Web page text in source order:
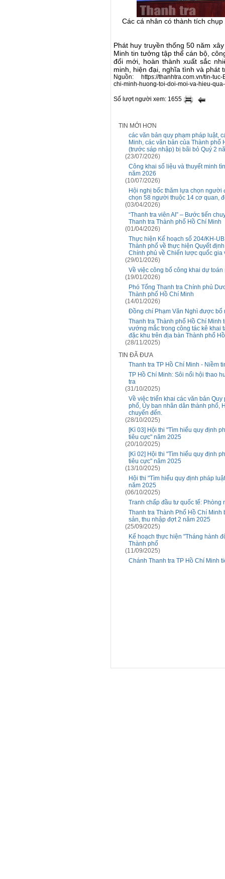
Các cá nhân có thành tích
Phát huy truyền thống 50 năm
Minh tin tưởng tập thể cán bộ,
đổi mới, hoàn thành xuất sắc
minh, hiện đại, nghĩa tình và phát
Nguồn: https://thanhtra.com.vn/tin-tuc-
chi-minh-huong-toi-doi-moi-va-hieu-
Số lượt người xem: 1655
TIN MỚI HƠN
các văn bản quy phạm pháp luật,
Minh, các văn bản của Thành
(trước sáp nhập) bị bãi bỏ Quý 2
(23/07/2026)
Công khai số liệu và thuyết minh
năm 2026
(10/07/2026)
Hội nghị bốc thăm lựa chọn người
chọn 58 người thuộc 14 cơ quan,
(03/04/2026)
“Thanh tra viên AI” – Bước tiến
Thanh tra Thành phố Hồ Chí Minh
(01/04/2026)
Thực hiện Kế hoạch số 204/KH-
Thành phố về thực hiện Quyết
Chính phủ về Chiến lược quốc gia
(29/01/2026)
Về việc công bố công khai dự
(19/01/2026)
Phó Tổng Thanh tra Chính phủ
Thành phố Hồ Chí Minh
(14/01/2026)
Đồng chí Phạm Văn Nghì được bổ
Thanh tra Thành phố Hồ Chí
vướng mắc trong công tác kê khai
đặc khu trên địa bàn Thành phố
(28/11/2025)
TIN ĐÃ ĐƯA
Thanh tra TP Hồ Chí Minh - Niềm
TP Hồ Chí Minh: Sôi nổi hội thao
tra
(31/10/2025)
Về việc triển khai các văn bản
phố, Ủy ban nhân dân thành phố,
chuyển đến.
(28/10/2025)
[Kì 03] Hội thi "Tìm hiểu quy định
tiêu cực" năm 2025
(20/10/2025)
[Kì 02] Hội thi "Tìm hiểu quy định
tiêu cực" năm 2025
(13/10/2025)
Hội thi "Tìm hiểu quy định pháp
năm 2025
(06/10/2025)
Tranh chấp đầu tư quốc tế: Phòng
Thanh tra Thành Phố Hồ Chí
sản, thu nhập đợt 2 năm 2025
(25/09/2025)
Kế hoạch thực hiện "Tháng hành
Thành phố
(11/09/2025)
Chánh Thanh tra TP Hồ Chí Minh